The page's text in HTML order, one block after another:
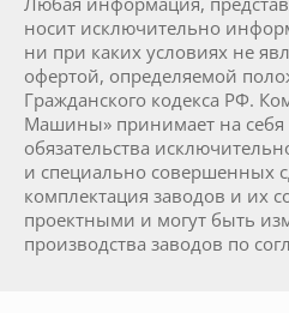
носит исключительно
ни при каких условиях не
офертой, определяемой
Гражданского кодекса РФ.
Машины» принимает на себя
обязательства
и специально совершенных
комплектация заводов и их
проектными и могут быть
производства заводов по